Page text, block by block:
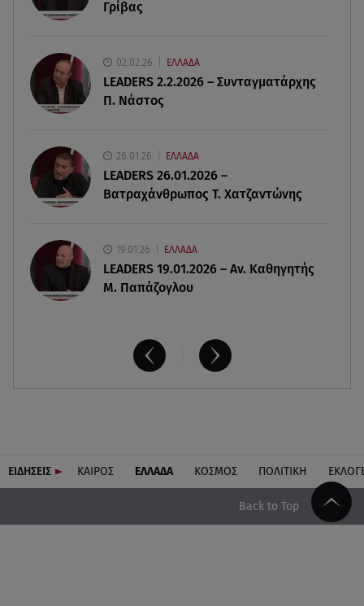
Φωτιά στο Στεφάνι Κορίνθου: Μήνυμα από το 112
- Σηκώθηκαν εναέρια μέσα
07.08.26 , 18:34
Κυκλάδες
Γρίβας
02.02.26 ΕΛΛΑΔΑ
LEADERS 2.2.2026 – Συνταγματάρχης
Π. Νάστος
26.01.26 ΕΛΛΑΔΑ
LEADERS 26.01.2026 –
Βατραχάνθρωπος Τ. Χατζαντώνης
19.01.26 ΕΛΛΑΔΑ
LEADERS 19.01.2026 – Αν. Καθηγητής
Μ. Παπάζογλου
ΕΙΔΗΣΕΙΣ ΚΑΙΡΟΣ ΕΛΛΑΔΑ ΚΟΣΜΟΣ ΠΟΛΙΤΙΚΗ
Back to Top